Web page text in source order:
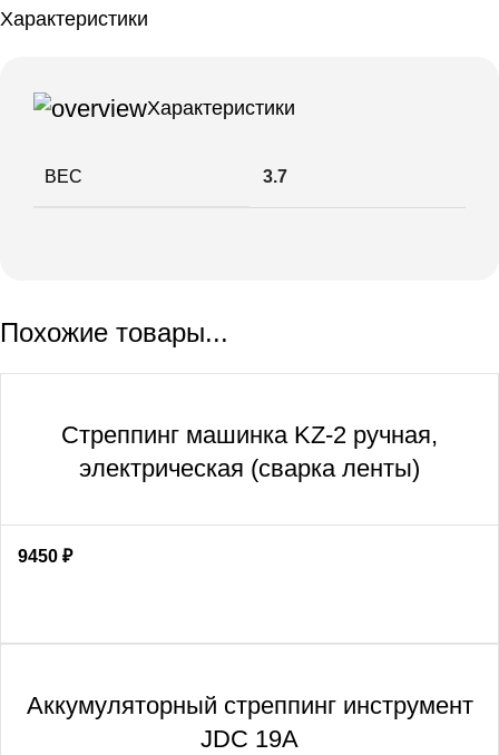
Характеристики
Характеристики
ВЕС 3.7
Похожие товары...
Cтреппинг машинка KZ-2 ручная,
электрическая (сварка ленты)
9450 ₽
Аккумуляторный стреппинг инструмент
JDC 19A